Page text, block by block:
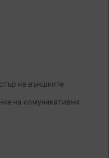
на външните
на комуникативни